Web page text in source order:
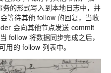
的形式写入到本地日志中，并
等待其他 follow 的回复，当收
会向其他节点发送 commit
follow 将数据同步完成之后，
用的 follow 列表中。